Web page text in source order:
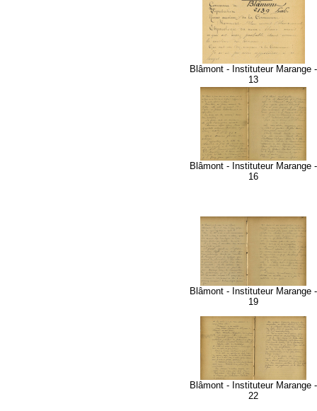
Blâmont - Instituteur Marange -
13
Blâmont - Instituteur Marange -
16
Blâmont - Instituteur Marange -
19
Blâmont - Instituteur Marange -
22